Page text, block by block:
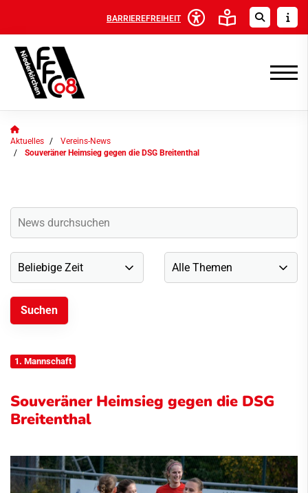
BARRIEREFREIHEIT
Aktuelles
Vereins-News
Souveräner Heimsieg gegen die DSG Breitenthal
1. Mannschaft
Souveräner Heimsieg gegen die DSG
Breitenthal